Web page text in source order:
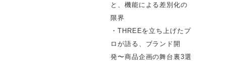
と、機能による差別化の
限界
・THREEを立ち上げたプ
ロが語る、ブランド開
発〜商品企画の舞台裏3選